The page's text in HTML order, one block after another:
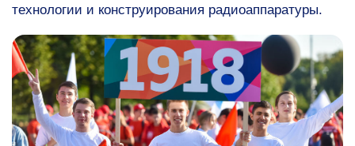
технологии и конструирования радиоаппаратуры.